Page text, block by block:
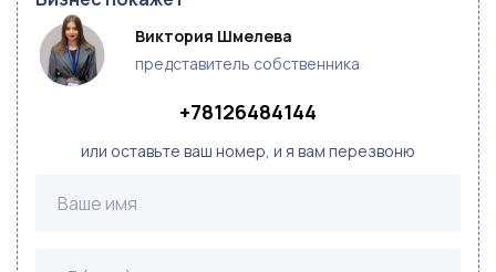
Виктория Шмелева
представитель собственника
+78126484144
или оставьте ваш номер, и я вам перезвоню